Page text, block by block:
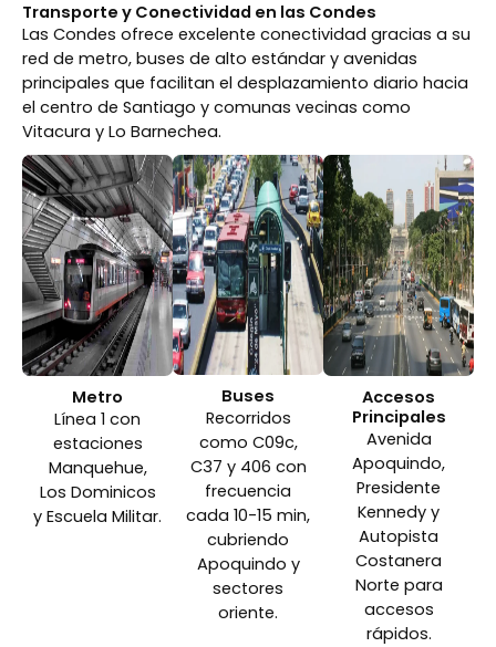
Transporte y Conectividad en las Condes
Las Condes ofrece excelente conectividad gracias a su
red de metro, buses de alto estándar y avenidas
principales que facilitan el desplazamiento diario hacia
el centro de Santiago y comunas vecinas como
Vitacura y Lo Barnechea.
Metro
Línea 1 con
estaciones
Manquehue,
Los Dominicos
y Escuela Militar.
Buses
Recorridos
como C09c,
C37 y 406 con
frecuencia
cada 10-15 min,
cubriendo
Apoquindo y
sectores
oriente.
Accesos
Principales
Avenida
Apoquindo,
Presidente
Kennedy y
Autopista
Costanera
Norte para
accesos
rápidos.